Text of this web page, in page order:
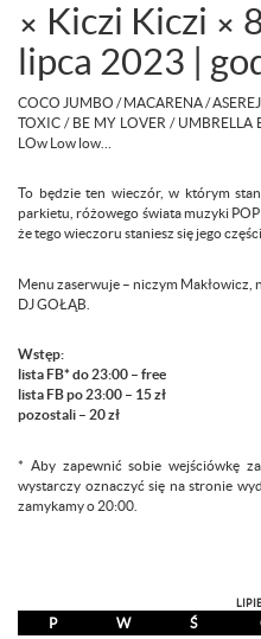
× Kiczi Kiczi ×
lipca 2023 |
COCO JUMBO / MACARENA /
TOXIC / BE MY LOVER / UMBRELLA
LOw Low low…
To będzie ten wieczór, w którym
parkietu, różowego świata muzyki
że tego wieczoru staniesz się jego
Menu zaserwuje – niczym Makłowicz,
DJ GOŁĄB.
Wstęp:
lista FB* do 23:00 – free
lista FB po 23:00 – 15 zł
pozostali – 20 zł
* Aby zapewnić sobie wejściówkę
wystarczy oznaczyć się na stronie
zamykamy o 20:00.
P W Ś